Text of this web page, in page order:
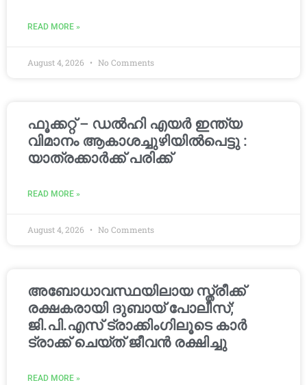
READ MORE »
August 4, 2026 No Comments
ഫൂക്കറ്റ് – ഡൽഹി എയര്‍ ഇന്ത്യ
വിമാനം ആകാശച്ചുഴിയില്‍പെട്ടു :
യാത്രക്കാര്‍ക്ക് പരിക്ക്
READ MORE »
August 4, 2026 No Comments
അബോധാവസ്ഥയിലായ സ്ത്രീക്ക്
രക്ഷകരായി ദുബായ് പോലീസ്;
ജി.പി.എസ് ട്രാക്കിംഗിലൂടെ കാർ
ട്രാക്ക് ചെയ്ത് ജീവൻ രക്ഷിച്ചു
READ MORE »